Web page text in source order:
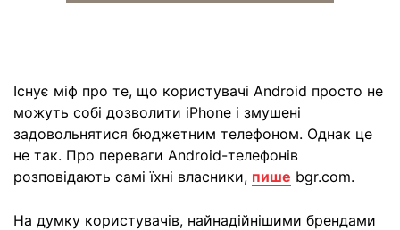
Існує міф про те, що користувачі Android просто не
можуть собі дозволити iPhone і змушені
задовольнятися бюджетним телефоном. Однак це
не так. Про переваги Android-телефонів
розповідають самі їхні власники, пише bgr.com.
На думку користувачів, найнадійнішими брендами